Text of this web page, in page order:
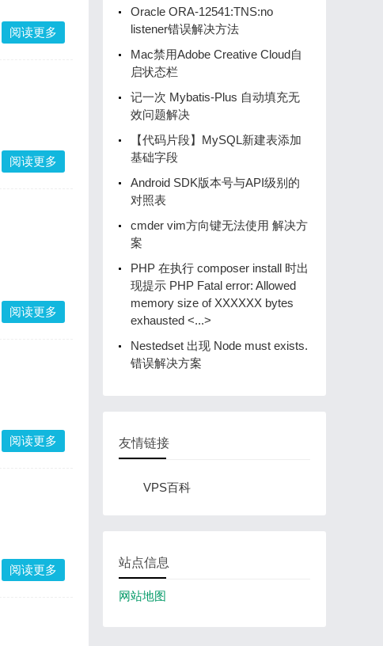
阅读更多
阅读更多
阅读更多
阅读更多
阅读更多
Oracle ORA-12541:TNS:no
listener错误解决方法
Mac禁用Adobe Creative Cloud自
启状态栏
记一次 Mybatis-Plus 自动填充无
效问题解决
【代码片段】MySQL新建表添加
基础字段
Android SDK版本号与API级别的
对照表
cmder vim方向键无法使用 解决方
案
PHP 在执行 composer install 时出
现提示 PHP Fatal error: Allowed
memory size of XXXXXX bytes
exhausted <...>
Nestedset 出现 Node must exists.
错误解决方案
友情链接
VPS百科
站点信息
网站地图